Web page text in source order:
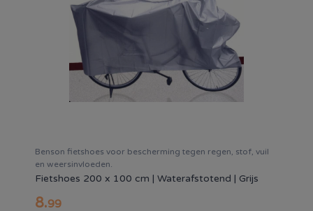
Benson fietshoes voor bescherming tegen regen, stof, vuil
en weersinvloeden.
Fietshoes 200 x 100 cm | Waterafstotend | Grijs
8.99